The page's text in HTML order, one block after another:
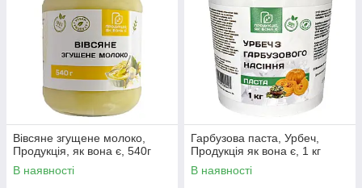
Вівсяне згущене молоко,
Продукція, як вона є, 540г
В наявності
Гарбузова паста, Урбеч,
Продукція як вона є, 1 кг
В наявності